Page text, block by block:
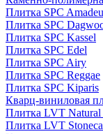
Плитка SPC
Плитка SPC
Плитка SPC Kassel
Плитка SPC Edel
Плитка SPC Airy
Плитка SPC Reggae
Плитка SPC Kiparis
Кварц-виниловая
Плитка LVT Natural
Плитка LVT